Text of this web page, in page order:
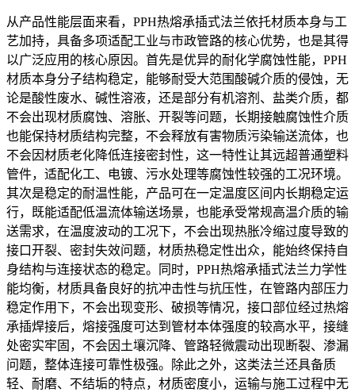
从产品性能层面来看，PPH热熔承插式法兰依托材质本身与工
艺加持，具备多项适配工业与市政管路的核心优势，也是其得
以广泛应用的核心原因。首先是优异的耐化学腐蚀性能，PPH
材质本身分子结构稳定，能够耐受大范围酸碱介质的侵蚀，无
论是酸性废水、碱性溶液，还是部分有机溶剂、盐类介质，都
不会出现材质腐蚀、溶胀、开裂等问题，长期接触腐蚀性介质
也能保持材质结构完整，不会释放有害物质污染输送流体，也
不会因材质老化降低连接密封性，这一特性让其远超普通塑料
管件，适配化工、电镀、污水处理等腐蚀性较强的工况环境。
其次是稳定的耐温性能，产品可在一定温度区间内长期稳定运
行，既能适配低温流体输送场景，也能承受常规高温介质的输
送需求，在温度波动的工况下，不会出现热胀冷缩过度导致的
接口开裂、密封失效问题，材质热稳定性出众，能始终保持自
身结构与连接状态的稳定。同时，PPH热熔承插式法兰力学性
能均衡，材质具备良好的抗冲击性与抗压性，在管路内部压力
稳定作用下，不会出现变形、破损等情况，接口部位经过热熔
承插焊接后，熔接强度可达到管材本体强度的较高水平，接缝
处密实牢固，不会因土壤沉降、管路轻微震动出现断裂、渗漏
问题，整体连接可靠性极强。除此之外，这类法兰还具备质
轻、耐磨、不结垢的特点，材质密度小，运输与施工过程中无